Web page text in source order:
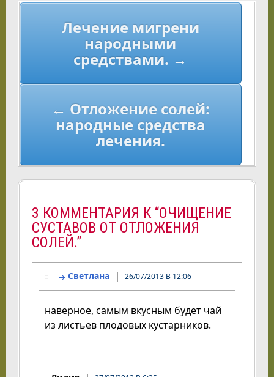
Навигация
Лечение мигрени
народными
средствами. →
← Отложение солей:
народные средства
лечения.
3 КОММЕНТАРИЯ К “ОЧИЩЕНИЕ
СУСТАВОВ ОТ ОТЛОЖЕНИЯ
СОЛЕЙ.”
Светлана 26/07/2013 В 12:06
наверное, самым вкусным будет чай
из листьев плодовых кустарников.